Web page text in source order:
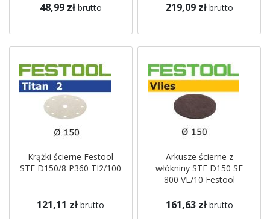
48,99 zł brutto 219,09 zł brutto
Krążki ścierne Festool
STF D150/8 P360 TI2/100
121,11 zł brutto
Arkusze ścierne z
włókniny STF D150 SF
800 VL/10 Festool
161,63 zł brutto